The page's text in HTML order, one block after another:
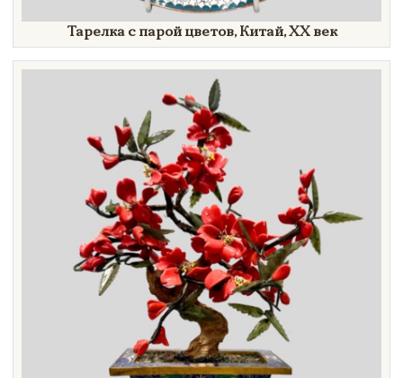
Тарелка с парой цветов, Китай,XX век